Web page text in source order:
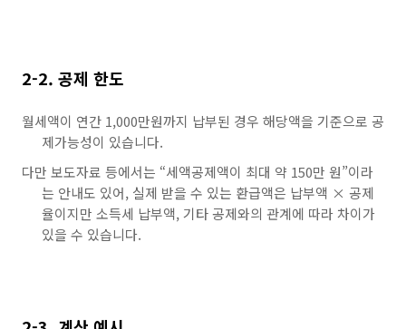
2-2. 공제 한도
월세액이 연간 1,000만원까지 납부된 경우 해당액을 기준으로 공
제가능성이 있습니다.
다만 보도자료 등에서는 “세액공제액이 최대 약 150만 원”이라
는 안내도 있어, 실제 받을 수 있는 환급액은 납부액 × 공제
율이지만 소득세 납부액, 기타 공제와의 관계에 따라 차이가
있을 수 있습니다.